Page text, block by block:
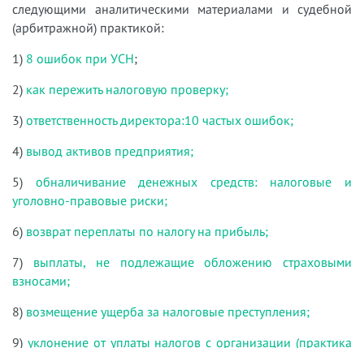
следующими аналитическими материалами и судебной
(арбитражной) практикой:
1) 8 ошибок при УСН;
2) как пережить налоговую проверку;
3) ответственность директора:10 частых ошибок;
4) вывод активов предприятия;
5) обналичивание денежных средств: налоговые и
уголовно-правовые риски;
6) возврат переплаты по налогу на прибыль;
7) выплаты, не подлежащие обложению страховыми
взносами;
8) возмещение ущерба за налоговые преступления;
9) уклонение от уплаты налогов с организации (практика